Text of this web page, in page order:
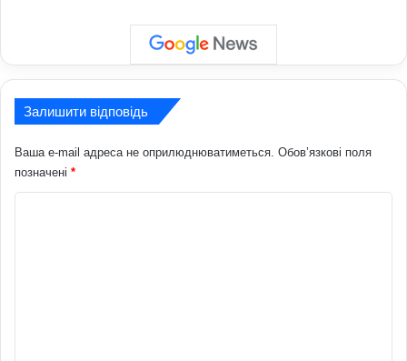
Залишити відповідь
Ваша e-mail адреса не оприлюднюватиметься. Обов’язкові поля
позначені *